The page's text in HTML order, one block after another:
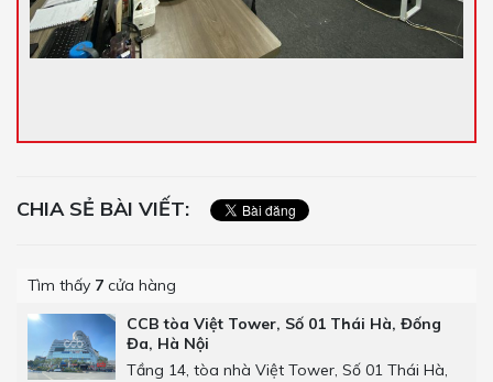
CHIA SẺ BÀI VIẾT:
Tìm thấy 7 cửa hàng
CCB tòa Việt Tower, Số 01 Thái Hà, Đống
Đa, Hà Nội
Tầng 14, tòa nhà Việt Tower, Số 01 Thái Hà,